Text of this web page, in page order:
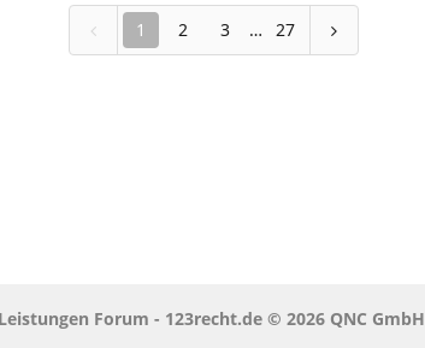
1 2 3 27
Forum - 123recht.de © 2026 QNC GmbH